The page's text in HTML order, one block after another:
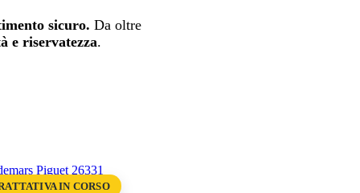
sicuro. Da oltre
e riservatezza.
IN CORSO